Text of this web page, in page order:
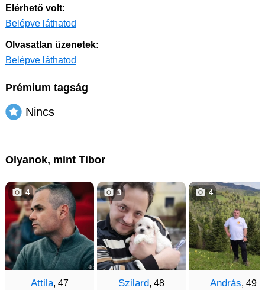
Elérhető volt:
Belépve láthatod
Olvasatlan üzenetek:
Belépve láthatod
Prémium tagság
Nincs
Olyanok, mint Tibor
Attila, 47
4
Szilard, 48
3
András, 49
4